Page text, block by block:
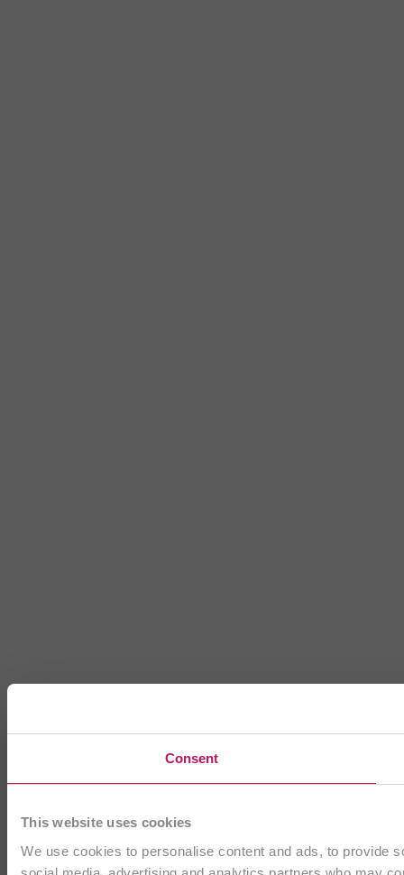
Consent
This website uses cookies
We use cookies to personalise content and ads, to provide